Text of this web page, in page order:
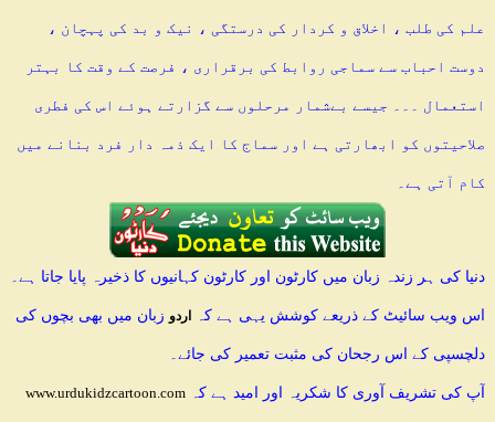
علم کی طلب ، اخلاق و کردار کی درستگی ، نیک و بد کی پہچان ،
دوست احباب سے سماجی روابط کی برقراری ، فرصت کے وقت کا بہتر
استعمال ۔۔۔ جیسے بےشمار مرحلوں سے گزارتے ہوئے اس کی فطری
صلاحیتوں کو ابھارتی ہے اور سماج کا ایک ذمہ دار فرد بنانے میں
کام آتی ہے۔
دنیا کی ہر زندہ زبان میں کارٹون اور کارٹون کہانیوں کا ذخیرہ پایا جاتا ہے۔
اس ویب سائیٹ کے ذریعے کوشش یہی ہے کہ اردو زبان میں بھی بچوں کی
دلچسپی کے اس رجحان کی مثبت تعمیر کی جائے۔
آپ کی تشریف آوری کا شکریہ اور امید ہے کہ www.urdukidzcartoon.com